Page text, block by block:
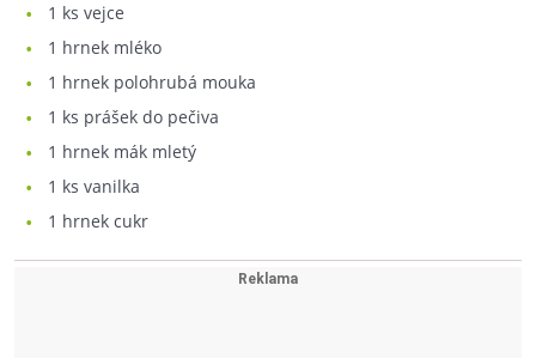
1 ks vejce
1 hrnek mléko
1 hrnek polohrubá mouka
1 ks prášek do pečiva
1 hrnek mák mletý
1 ks vanilka
1 hrnek cukr